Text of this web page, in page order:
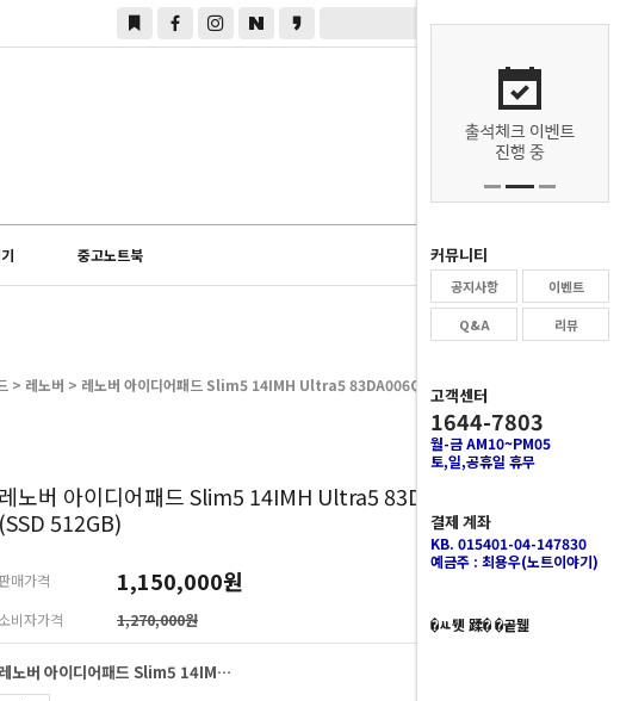
중고노트북 커뮤니티
공지사항
이벤트
Q&A
리뷰
고객센터
1644-7803
월-금 AM10~PM05
토,일,공휴일 휴무
결제 계좌
KB. 015401-04-147830
예금주 : 최용우(노트이야기)
�ㅻ뒛 蹂� �곹뭹
> 레노버 > 레노버 아이디어패드 Slim5 14IMH Ultra5 83DA006QKR (SSD 512GB)
0
레노버 아이디어패드 Slim5 14IMH Ultra5 83DA006QKR
(SSD 512GB)
판매가격 1,150,000원
소비자가격 1,270,000원
레노버 아이디어패드 Slim5 14IMH Ultra5 83DA006QKR (SSD 512GB)